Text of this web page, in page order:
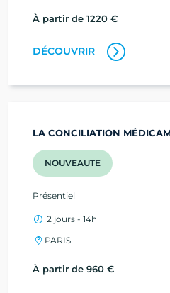
À partir de 1220 €
DÉCOUVRIR
LA CONCILIATION
NOUVEAUTE
Présentiel
2 jours - 14h
PARIS
À partir de 960 €